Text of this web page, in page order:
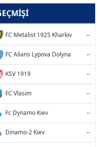
FC Metalist 1925 Kharkiv --
FC Alians Lypova Dolyna --
KSV 1919 --
FC Vlasim --
Fc Dynamo Kiev --
Dinamo-2 Kiev --